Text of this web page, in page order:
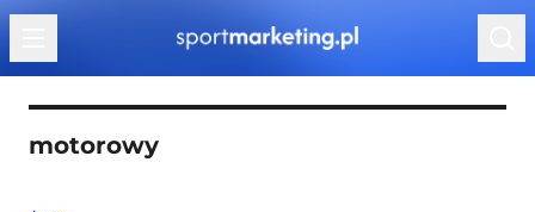
Przejdź do treści
motorowy